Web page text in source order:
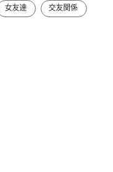
女友達
交友関係